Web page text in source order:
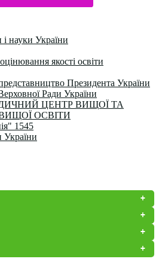
і науки України
якості освіти
Президента України
Ради України
ЦЕНТР ВИЩОЇ ТА
ОСВІТИ
1545
України